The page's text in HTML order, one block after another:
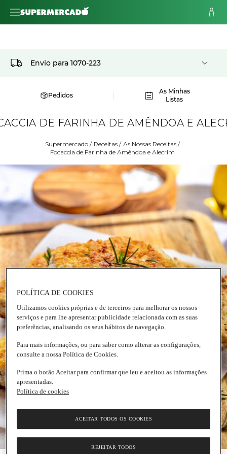
Envio para 1070-223
Pedidos
As Minhas
Listas
DE FARINHA DE AMÊNDOA E
Supermercado / Receitas / As Nossas Receitas /
Focaccia de Farinha de Amêndoa e Alecrim
POLÍTICA DE COOKIES
Utilizamos cookies próprias e de terceiros para melhorar os nossos
serviços e para lhe apresentar publicidade relacionada com as suas
preferências, analisando os seus hábitos de navegação.
Para mais informações, ou para saber como alterar as configurações,
consulte a nossa Política de Cookies.
Prima o botão Aceitar para confirmar que leu e aceitou as informações
apresentadas.
Política de cookies
REJEITAR TODOS
ACEITAR TODOS OS COOKIES